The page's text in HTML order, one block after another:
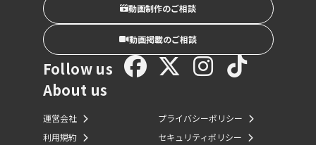
動画制作のご相談
動画掲載のご相談
Follow us
About us
運営会社
利用規約
プライバシーポリシー
セキュリティポリシー